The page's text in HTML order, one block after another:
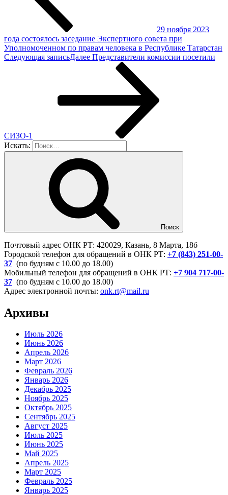
29 ноября 2023
года состоялось заседание Экспертного совета при
Уполномоченном по правам человека в Республике Татарстан
Следующая записьДалее Представители комиссии посетили
СИЗО-1
Искать:
Поиск
Почтовый адрес ОНК РТ: 420029, Казань, 8 Марта, 18б
Городской телефон для обращений в ОНК РТ: +7 (843) 251-00-
37 (по будням с 10.00 до 18.00)
Мобильный телефон для обращений в ОНК РТ: +7 904 717-00-
37 (по будням с 10.00 до 18.00)
Адрес электронной почты: onk.rt@mail.ru
Архивы
Июль 2026
Июнь 2026
Апрель 2026
Март 2026
Февраль 2026
Январь 2026
Декабрь 2025
Ноябрь 2025
Октябрь 2025
Сентябрь 2025
Август 2025
Июль 2025
Июнь 2025
Май 2025
Апрель 2025
Март 2025
Февраль 2025
Январь 2025